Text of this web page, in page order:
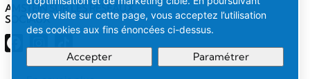
AMSTEIN SUR LES RÉSEAUX
SOCIAUXvotre visite sur cette page, vous acceptez l’utilisation
des cookies aux fins énoncées ci-dessus.
Accepter Paramétrer